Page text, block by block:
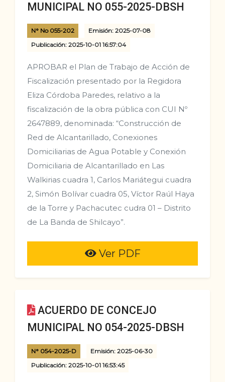
MUNICIPAL NO 055-2025-DBSH
N° No 055-202
Emisión: 2025-07-08
Publicación: 2025-10-01 16:57:04
APROBAR el Plan de Trabajo de Acción de
Fiscalización presentado por la Regidora
Eliza Córdoba Paredes, relativo a la
fiscalización de la obra pública con CUI Nº
2647889, denominada: “Construcción de
Red de Alcantarillado, Conexiones
Domiciliarias de Agua Potable y Conexión
Domiciliaria de Alcantarillado en Las
Walkirias cuadra 1, Carlos Mariátegui cuadra
2, Simón Bolívar cuadra 05, Víctor Raúl Haya
de la Torre y Pachacutec cudra 01 – Distrito
de La Banda de Shilcayo”.
Ver PDF
ACUERDO DE CONCEJO
MUNICIPAL NO 054-2025-DBSH
N° 054-2025-D
Emisión: 2025-06-30
Publicación: 2025-10-01 16:53:45